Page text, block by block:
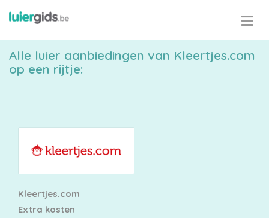
Kies
maat
Alle luier aanbiedingen van Kleertjes.com
op een rijtje:
Kleertjes.com
Extra kosten